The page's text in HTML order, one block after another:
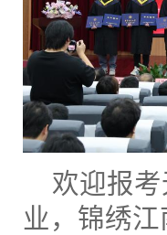
欢迎报
业，锦绣